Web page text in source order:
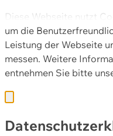
Diese Webseite nutzt
um die
Leistung der Webseite
messen. Weitere
entnehmen Sie bitte